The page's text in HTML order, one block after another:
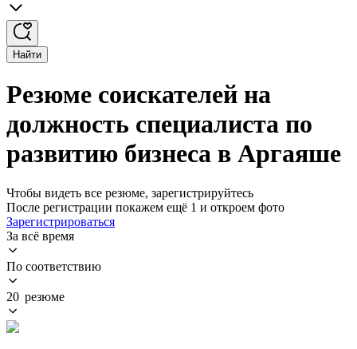
Найти
Резюме соискателей на
должность специалиста по
развитию бизнеса в Аргаяше
Чтобы видеть все резюме, зарегистрируйтесь
После регистрации покажем ещё 1 и откроем фото
Зарегистрироваться
За всё время
По соответствию
20 резюме